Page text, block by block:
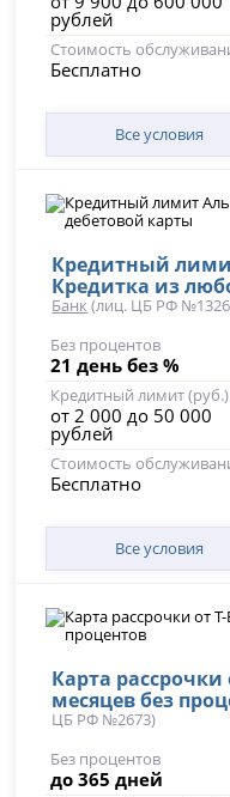
рублей
Стоимость
Бесплатно
Все условия
Кредитный
Кредитка из
Банк (лиц. ЦБ РФ
Без процентов
21 день без %
Кредитный лимит (руб.)
от 2 000 до 50 000
рублей
Стоимость
Бесплатно
Все условия
Карта
месяцев без
ЦБ РФ №2673)
Без процентов
до 365 дней